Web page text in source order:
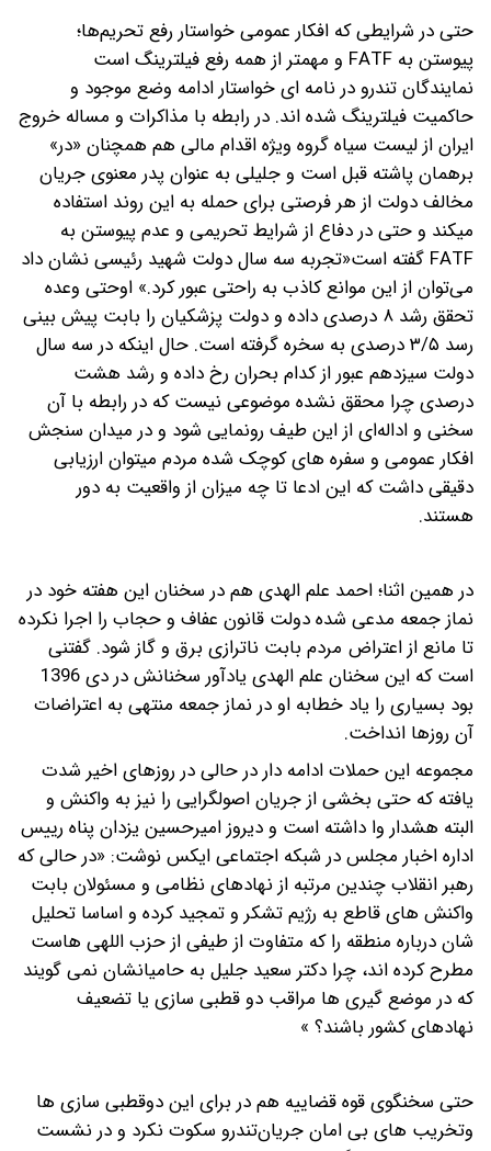
حتی در شرایطی که افکار عمومی خواستار رفع تحریم‌ها؛
پیوستن به FATF و مهمتر از همه رفع فیلترینگ است
نمایندگان تندرو در نامه ای خواستار ادامه وضع موجود و
حاکمیت فیلترینگ شده اند. در رابطه با مذاکرات و مساله خروج
ایران از لیست سیاه گروه ویژه اقدام مالی هم همچنان «در»
بر‌همان پاشته قبل است و جلیلی به عنوان پدر معنوی جریان
مخالف دولت از هر فرصتی برای حمله به این روند استفاده
میکند و حتی در دفاع از شرایط تحریمی و عدم پیوستن به
FATF گفته است«تجربه سه سال دولت شهید رئیسی نشان داد
می‌توان از این موانع کاذب به راحتی عبور کرد.» او‌حتی وعده
تحقق رشد ۸ درصدی داده و دولت پزشکیان را بابت پیش بینی
رسد ۳/۵ درصدی به سخره گرفته است. حال اینکه در سه سال
دولت سیزدهم عبور از کدام بحران رخ داده و رشد هشت
درصدی چرا محقق نشده موضوعی نیست که در رابطه با آن
سخنی و اداله‌ای از این طیف رونمایی شود و در میدان سنجش
افکار عمومی و سفره های کوچک شده مردم میتوان ارزیابی
دقیقی داشت که‌ این ادعا تا چه میزان از واقعیت به دور
هستند.
در همین اثنا؛ احمد علم الهدی هم در سخنان این هفته خود در
نماز جمعه مدعی شده دولت قانون عفاف و حجاب را اجرا نکرده
تا مانع از اعتراض مردم بابت ناترازی برق و گاز شود. گفتنی
است که این سخنان علم الهدی یادآور سخنانش در دی 1396
بود بسیاری را یاد خطابه او در نماز جمعه منتهی به اعتراضات
آن روزها انداخت.
مجموعه این حملات ادامه دار در حالی در روزهای اخیر شدت
یافته که حتی بخشی از جریان اصولگرایی را نیز به واکنش و
البته هشدار وا داشته است و دیروز امیرحسین یزدان پناه رییس
اداره اخبار مجلس در شبکه اجتماعی ایکس نوشت: «در حالی که
رهبر انقلاب چندین مرتبه از نهادهای نظامی و مسئولان بابت
واکنش های قاطع به رژیم تشکر و تمجید کرده و اساسا تحلیل
شان درباره منطقه را که متفاوت از طیفی از حزب اللهی هاست
مطرح کرده اند، چرا دکتر سعید جلیل به حامیانشان نمی گویند
که در موضع گیری ها مراقب دو قطبی سازی یا تضعیف
نهادهای کشور باشند؟ »
حتی سخنگوی قوه قضاییه هم در برای این دوقطبی سازی ها
و‌تخریب های بی امان جریان‌تندرو سکوت نکرد و در نشست